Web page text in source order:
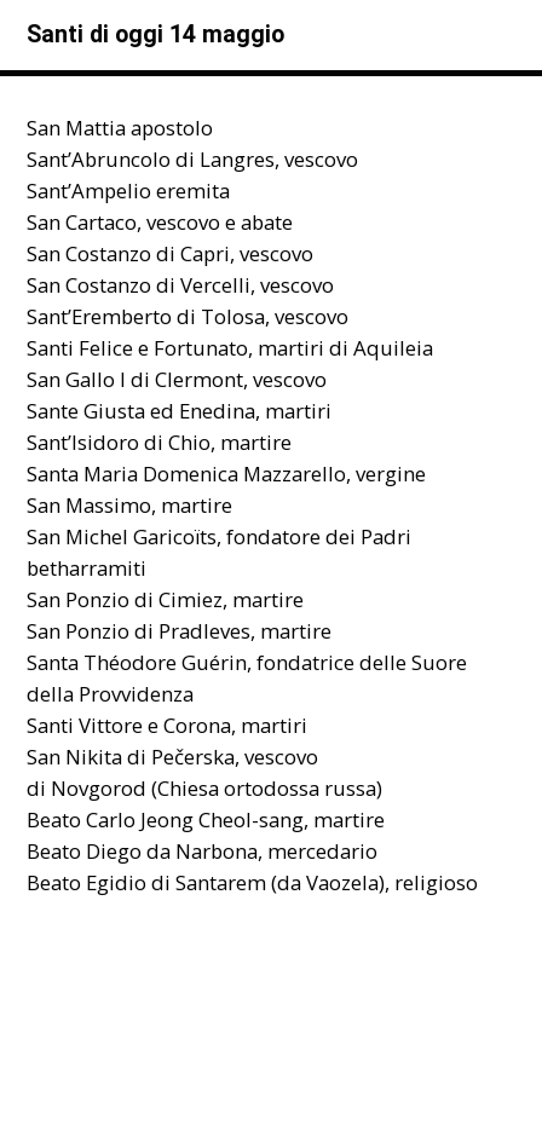
Santi di oggi 14 maggio
San Mattia apostolo
Sant’Abruncolo di Langres, vescovo
Sant’Ampelio eremita
San Cartaco, vescovo e abate
San Costanzo di Capri, vescovo
San Costanzo di Vercelli, vescovo
Sant’Eremberto di Tolosa, vescovo
Santi Felice e Fortunato, martiri di Aquileia
San Gallo I di Clermont, vescovo
Sante Giusta ed Enedina, martiri
Sant’Isidoro di Chio, martire
Santa Maria Domenica Mazzarello, vergine
San Massimo, martire
San Michel Garicoïts, fondatore dei Padri
betharramiti
San Ponzio di Cimiez, martire
San Ponzio di Pradleves, martire
Santa Théodore Guérin, fondatrice delle Suore
della Provvidenza
Santi Vittore e Corona, martiri
San Nikita di Pečerska, vescovo
di Novgorod (Chiesa ortodossa russa)
Beato Carlo Jeong Cheol-sang, martire
Beato Diego da Narbona, mercedario
Beato Egidio di Santarem (da Vaozela), religioso